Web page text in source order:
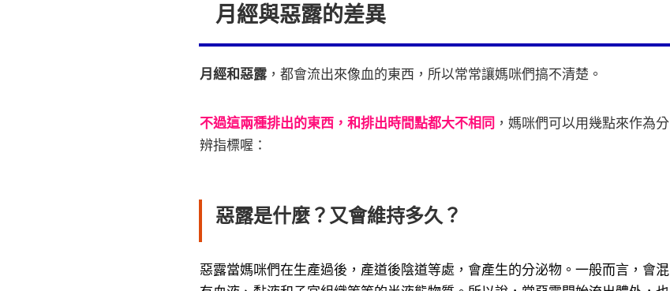
月經與惡露的差異
月經和惡露，都會流出來像血的東西，所以常常讓媽咪們搞不清楚。
不過這兩種排出的東西，和排出時間點都大不相同 ，媽咪們可以用幾點來作為分
辨指標喔：
惡露是什麼？又會維持多久？
惡露當媽咪們在生產過後，產道後陰道等處，會產生的分泌物。一般而言，會混